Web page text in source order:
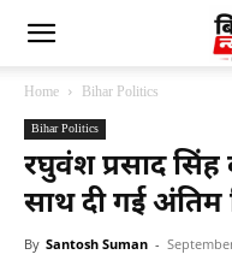
Home Bihar Politics
Bihar Politics
रघुवंश प्रसाद
साथ दी गई अंतिम
By Santosh Suman -